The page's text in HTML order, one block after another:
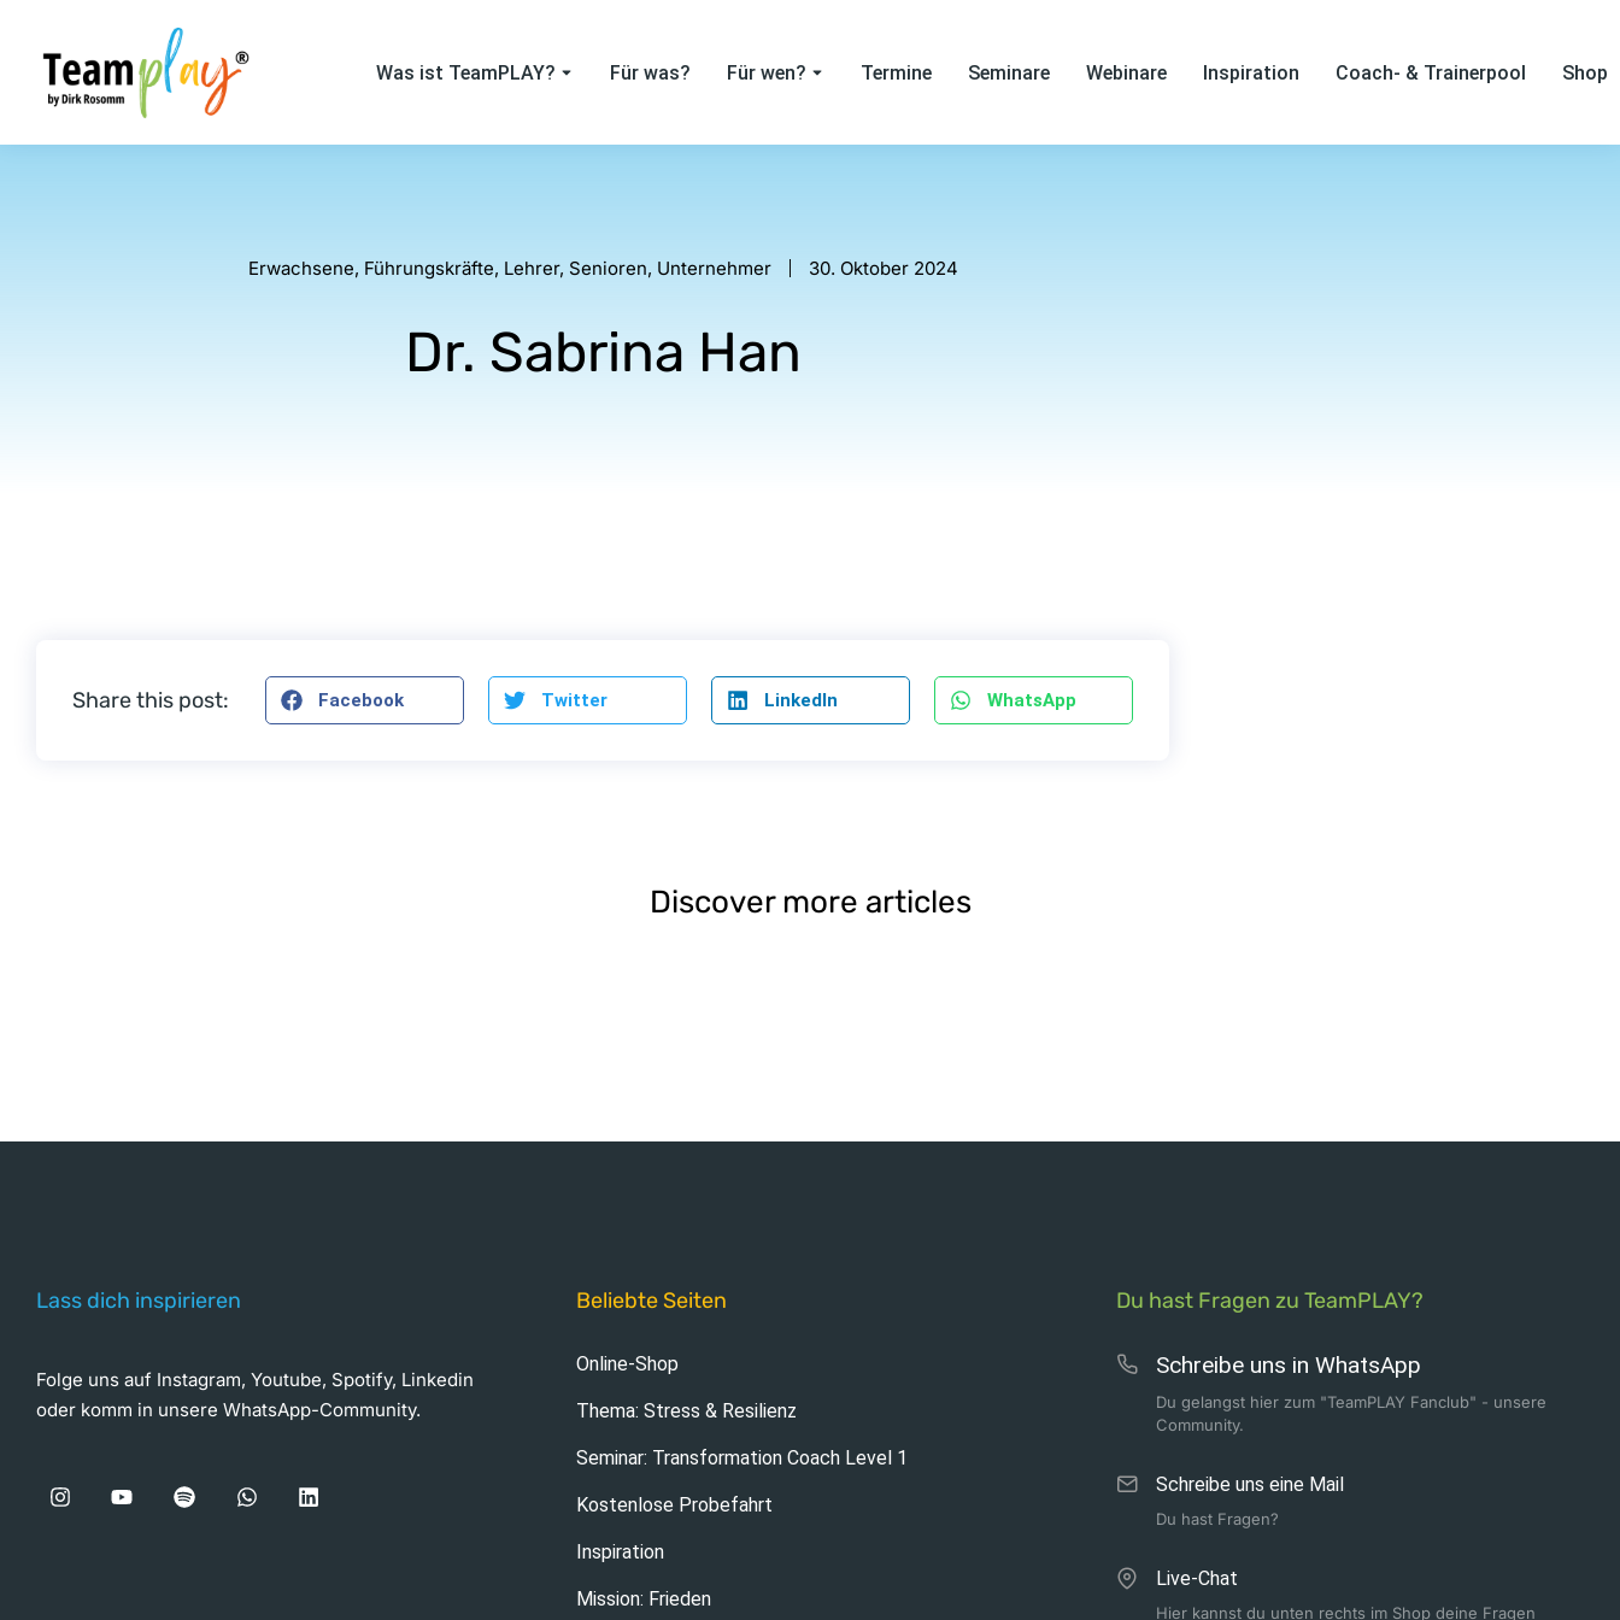
Was ist TeamPLAY? Für was? Für wen? Termine Seminare Webinare Inspiration Coach- & Trainerpool Shop
Erwachsene, Führungskräfte, Lehrer, Senioren, Unternehmer 30. Oktober 2024
Dr. Sabrina Han
Share this post: Facebook Twitter LinkedIn WhatsApp
Discover more articles
Lass dich inspirieren
Folge uns auf Instagram, Youtube, Spotify, Linkedin
oder komm in unsere WhatsApp-Community.
Beliebte Seiten
Online-Shop
Thema: Stress & Resilienz
Seminar: Transformation Coach Level 1
Kostenlose Probefahrt
Inspiration
Mission: Frieden
Du hast Fragen zu TeamPLAY?
Schreibe uns in WhatsApp
Du gelangst hier zum "TeamPLAY Fanclub" - unsere
Community.
Schreibe uns eine Mail
Du hast Fragen?
Live-Chat
Hier kannst du unten rechts im Shop deine Fragen